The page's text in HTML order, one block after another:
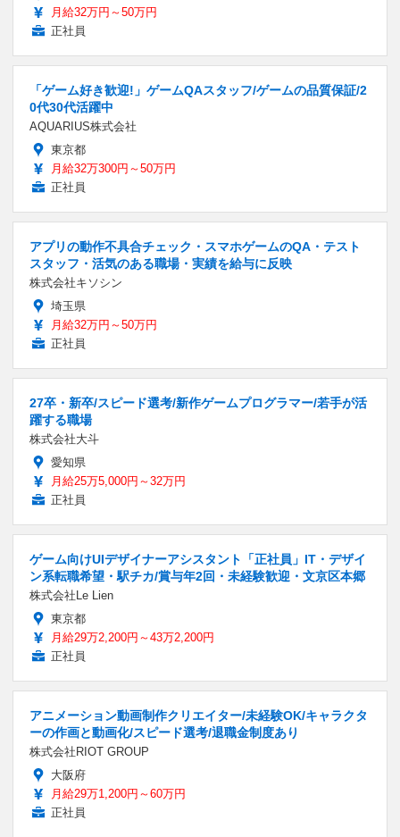
月給32万円～50万円
正社員
「ゲーム好き歓迎!」ゲームQAスタッフ/ゲームの品質保証/2
0代30代活躍中
AQUARIUS株式会社
東京都
月給32万300円～50万円
正社員
アプリの動作不具合チェック・スマホゲームのQA・テスト
スタッフ・活気のある職場・実績を給与に反映
株式会社キソシン
埼玉県
月給32万円～50万円
正社員
27卒・新卒/スピード選考/新作ゲームプログラマー/若手が活
躍する職場
株式会社大斗
愛知県
月給25万5,000円～32万円
正社員
ゲーム向けUIデザイナーアシスタント「正社員」IT・デザイ
ン系転職希望・駅チカ/賞与年2回・未経験歓迎・文京区本郷
株式会社Le Lien
東京都
月給29万2,200円～43万2,200円
正社員
アニメーション動画制作クリエイター/未経験OK/キャラクタ
ーの作画と動画化/スピード選考/退職金制度あり
株式会社RIOT GROUP
大阪府
月給29万1,200円～60万円
正社員